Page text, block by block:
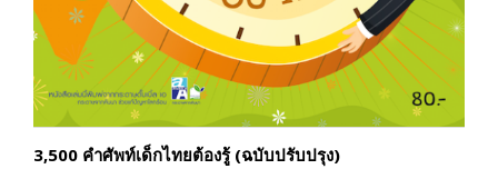
3,500 คำศัพท์เด็กไทยต้องรู้ (ฉบับปรับปรุง)